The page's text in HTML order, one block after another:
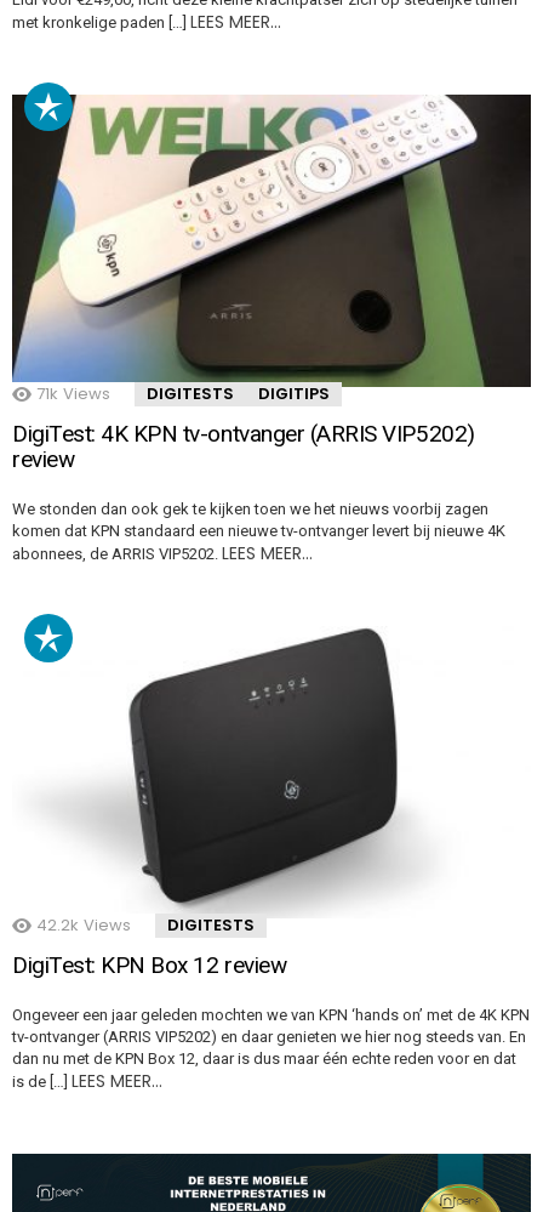
met kronkelige paden […] LEES MEER…
71k Views DIGITESTS DIGITIPS
DigiTest: 4K KPN tv-ontvanger (ARRIS VIP5202)
review
We stonden dan ook gek te kijken toen we het nieuws voorbij zagen
komen dat KPN standaard een nieuwe tv-ontvanger levert bij nieuwe 4K
abonnees, de ARRIS VIP5202. LEES MEER…
42.2k Views DIGITESTS
DigiTest: KPN Box 12 review
Ongeveer een jaar geleden mochten we van KPN ‘hands on’ met de 4K KPN
tv-ontvanger (ARRIS VIP5202) en daar genieten we hier nog steeds van. En
dan nu met de KPN Box 12, daar is dus maar één echte reden voor en dat
is de […] LEES MEER…